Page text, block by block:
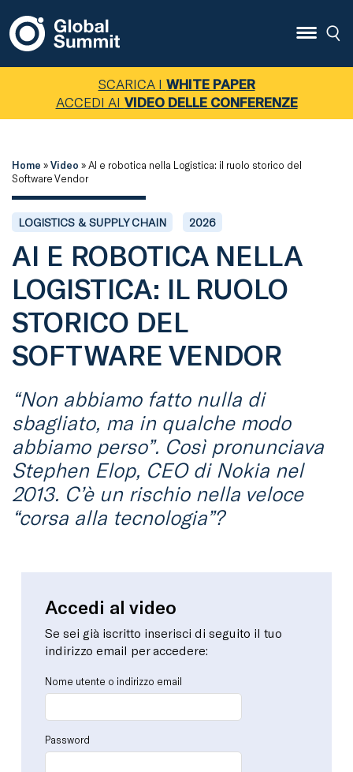
SCARICA I WHITE PAPER
ACCEDI AI VIDEO DELLE CONFERENZE
Home »Video »AI e robotica nella Logistica: il ruolo storico del
Software Vendor
LOGISTICS & SUPPLY CHAIN 2026
AI E ROBOTICA NELLA
LOGISTICA: IL RUOLO
STORICO DEL
SOFTWARE VENDOR
“Non abbiamo fatto nulla di
sbagliato, ma in qualche modo
abbiamo perso”. Così pronunciava
Stephen Elop, CEO di Nokia nel
2013. C’è un rischio nella veloce
“corsa alla tecnologia”?
Accedi al video
Se sei già iscritto inserisci di seguito il tuo
indirizzo email per accedere:
Nome utente o indirizzo email
Password